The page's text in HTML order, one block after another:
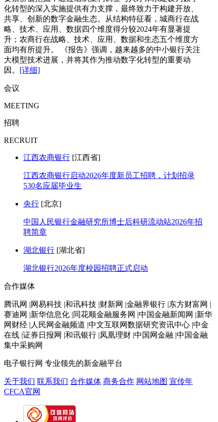
化转型的深入实施提供有力支撑，最终致力于构建开放、
共享、创新的数字金融生态。从结构特征看，城商行在战
略、技术、应用、数据四个维度得分较2024年有显著提
升；农商行在战略、技术、应用、数据和生态五个维度方
面均有所提升。 《报告》强调，越来越多的中小银行关注
大模型技术进展，并将其作为推动数字化转型的重要动
因。 [详细]
会议
MEETING
招聘
RECRUIT
江西农商银行 [江西省]
江西农商银行启动2026年度新员工招聘，计划招录
530名应届毕业生
央行 [北京]
中国人民银行金融研究所博士后科研流动站2026年招
聘简章
湖北银行 [湖北省]
湖北银行2026年度校园招聘正式启动
合作媒体
腾讯网 |网易科技 |和讯科技 |财新网 |金融界银行 |东方财富网 |
赛迪网 |新华信息化 |同花顺金融服务网 |中国金融新闻网 |新华
网财经 |人民网金融频道 |中文互联网数据研究资讯中心 |中金
在线 |证券日报网 |和讯银行 |凤凰理财 |中国网金融 |中国金融
集中采购网
电子银行网 专业领先的新金融平台
关于我们 联系我们 合作媒体 商务合作 网站地图 宣传年
CFCA官网